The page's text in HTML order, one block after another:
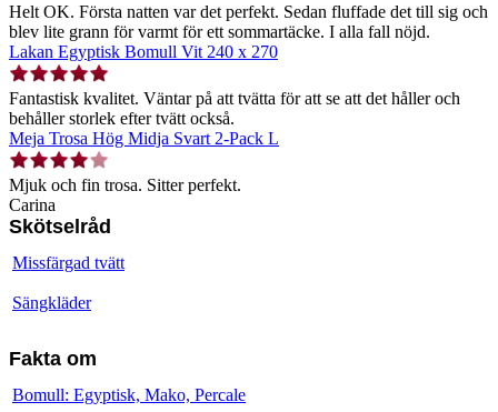
Helt OK. Första natten var det perfekt. Sedan fluffade det till sig och
blev lite grann för varmt för ett sommartäcke. I alla fall nöjd.
Lakan Egyptisk Bomull Vit 240 x 270
Fantastisk kvalitet. Väntar på att tvätta för att se att det håller och
behåller storlek efter tvätt också.
Meja Trosa Hög Midja Svart 2-Pack L
Mjuk och fin trosa. Sitter perfekt.
Carina
Skötselråd
Missfärgad tvätt
Sängkläder
Fakta om
Bomull: Egyptisk, Mako, Percale